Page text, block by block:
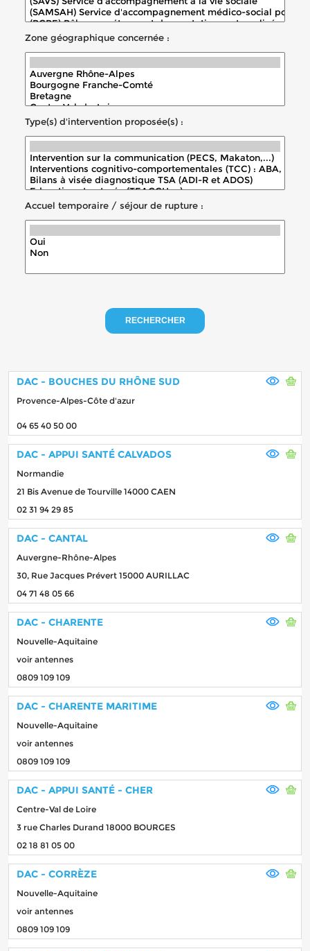
Zone géographique concernée :
Type(s) d'intervention proposée(s) :
Accuel temporaire / séjour de rupture :
RECHERCHER
DAC - BOUCHES DU RHÔNE SUD
Provence-Alpes-Côte d'azur
04 65 40 50 00
DAC - APPUI SANTÉ CALVADOS
Normandie
21 Bis Avenue de Tourville 14000 CAEN
02 31 94 29 85
DAC - CANTAL
Auvergne-Rhône-Alpes
30, Rue Jacques Prévert 15000 AURILLAC
04 71 48 05 66
DAC - CHARENTE
Nouvelle-Aquitaine
voir antennes
0809 109 109
DAC - CHARENTE MARITIME
Nouvelle-Aquitaine
voir antennes
0809 109 109
DAC - APPUI SANTÉ - CHER
Centre-Val de Loire
3 rue Charles Durand 18000 BOURGES
02 18 81 05 00
DAC - CORRÈZE
Nouvelle-Aquitaine
voir antennes
0809 109 109